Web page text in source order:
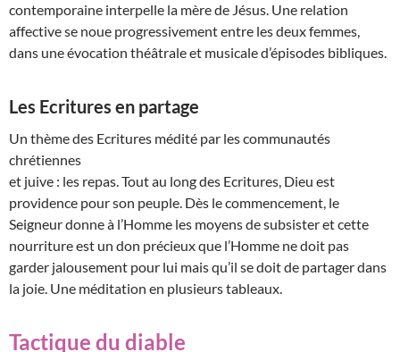
contemporaine interpelle la mère de Jésus. Une relation
affective se noue progressivement entre les deux femmes,
dans une évocation théâtrale et musicale d’épisodes bibliques.
Les Ecritures en partage
Un thème des Ecritures médité par les communautés
chrétiennes
et juive : les repas. Tout au long des Ecritures, Dieu est
providence pour son peuple. Dès le commencement, le
Seigneur donne à l’Homme les moyens de subsister et cette
nourriture est un don précieux que l’Homme ne doit pas
garder jalousement pour lui mais qu’il se doit de partager dans
la joie. Une méditation en plusieurs tableaux.
Tactique du diable